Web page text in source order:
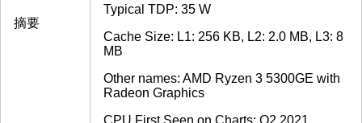
摘要
Typical TDP: 35 W
Cache Size: L1: 256 KB, L2: 2.0 MB, L3: 8
MB
Other names: AMD Ryzen 3 5300GE with
Radeon Graphics